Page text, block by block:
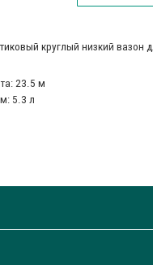
круглый низкий вазон
23.5 м
5.3 л